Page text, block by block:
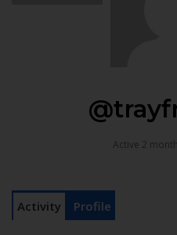
Active 2
Activity Profile